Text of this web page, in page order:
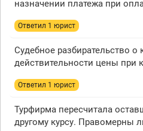
назначении платежа при
Ответил 1 юрист
Судебное разбирательство о
действительности цены при
Ответил 1 юрист
Турфирма пересчитала
другому курсу. Правомерны